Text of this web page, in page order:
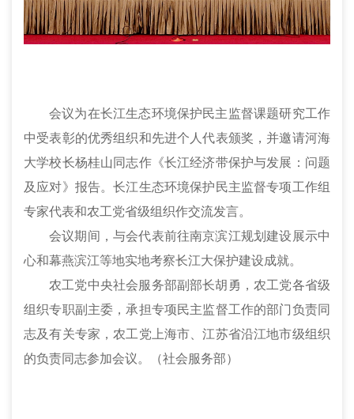
会议为在长江生态环境保护民主监督课题研究工作
中受表彰的优秀组织和先进个人代表颁奖，并邀请河海
大学校长杨桂山同志作《长江经济带保护与发展：问题
及应对》报告。长江生态环境保护民主监督专项工作组
专家代表和农工党省级组织作交流发言。
会议期间，与会代表前往南京滨江规划建设展示中
心和幕燕滨江等地实地考察长江大保护建设成就。
农工党中央社会服务部副部长胡勇，农工党各省级
组织专职副主委，承担专项民主监督工作的部门负责同
志及有关专家，农工党上海市、江苏省沿江地市级组织
的负责同志参加会议。（社会服务部）